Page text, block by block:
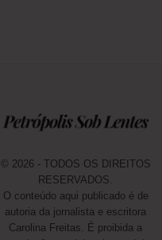
© 2026 - TODOS OS DIREITOS
RESERVADOS.
O conteúdo aqui publicado é de
autoria da jornalista e escritora
Carolina Freitas. É proibida a